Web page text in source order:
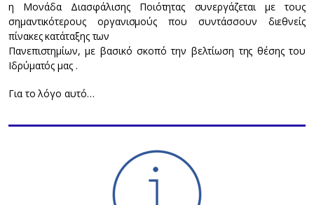
η Μονάδα Διασφάλισης Ποιότητας συνεργάζεται με τους
σημαντικότερους οργανισμούς που συντάσσουν διεθνείς
πίνακες κατάταξης των
Πανεπιστημίων, με βασικό σκοπό την βελτίωση της θέσης του
Ιδρύματός μας .
Για το λόγο αυτό…